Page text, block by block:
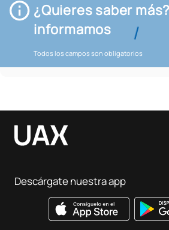
¿Quieres saber
informamos
Todos los campos son obligatorios
Descárgate nuestra app